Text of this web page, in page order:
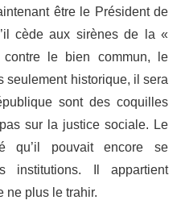
être le Président de
cède aux sirènes de la «
contre le bien commun, le
seulement historique, il sera
sont des coquilles
sur la justice sociale. Le
qu’il pouvait encore se
institutions. Il appartient
ne plus le trahir.